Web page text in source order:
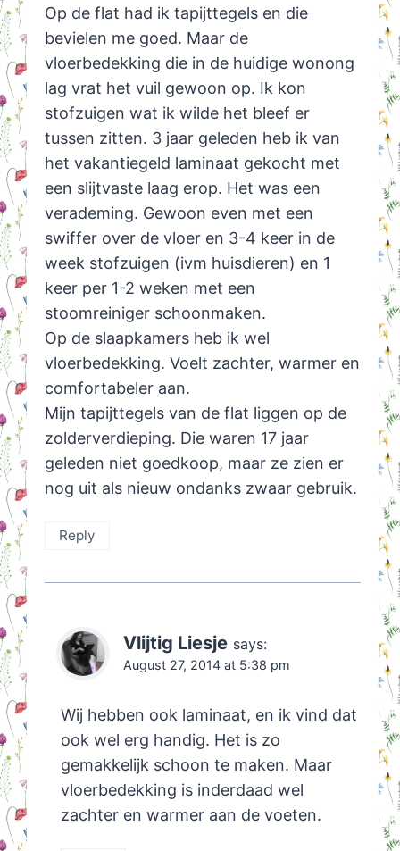
Op de flat had ik tapijttegels en die
bevielen me goed. Maar de
vloerbedekking die in de huidige wonong
lag vrat het vuil gewoon op. Ik kon
stofzuigen wat ik wilde het bleef er
tussen zitten. 3 jaar geleden heb ik van
het vakantiegeld laminaat gekocht met
een slijtvaste laag erop. Het was een
verademing. Gewoon even met een
swiffer over de vloer en 3-4 keer in de
week stofzuigen (ivm huisdieren) en 1
keer per 1-2 weken met een
stoomreiniger schoonmaken.
Op de slaapkamers heb ik wel
vloerbedekking. Voelt zachter, warmer en
comfortabeler aan.
Mijn tapijttegels van de flat liggen op de
zolderverdieping. Die waren 17 jaar
geleden niet goedkoop, maar ze zien er
nog uit als nieuw ondanks zwaar gebruik.
Reply
Vlijtig Liesje says:
August 27, 2014 at 5:38 pm
Wij hebben ook laminaat, en ik vind dat
ook wel erg handig. Het is zo
gemakkelijk schoon te maken. Maar
vloerbedekking is inderdaad wel
zachter en warmer aan de voeten.